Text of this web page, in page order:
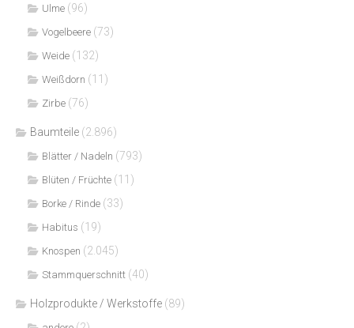
Ulme (96)
Vogelbeere (73)
Weide (132)
Weißdorn (11)
Zirbe (76)
Baumteile (2.896)
Blätter / Nadeln (793)
Blüten / Früchte (11)
Borke / Rinde (33)
Habitus (19)
Knospen (2.045)
Stammquerschnitt (40)
Holzprodukte / Werkstoffe (89)